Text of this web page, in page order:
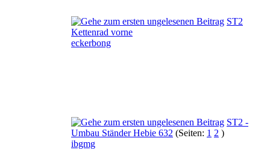
ST2
Kettenrad vorne
eckerbong
ST2 -
Umbau Ständer Hebie 632 (Seiten: 1 2 )
ibgmg